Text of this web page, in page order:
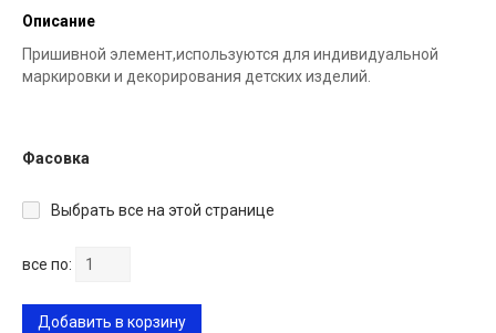
Описание
Пришивной элемент,используются для индивидуальной
маркировки и декорирования детских изделий.
Фасовка
Выбрать все на этой странице
все по:
Добавить в корзину